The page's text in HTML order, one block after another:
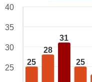
25
28
31
25
40
35
30
25